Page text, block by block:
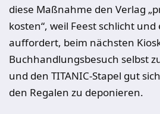
diese Maßnahme den Verlag
kosten“, weil Feest schlicht
auffordert, beim nächsten
Buchhandlungsbesuch selbst
und den TITANIC-Stapel gut
den Regalen zu deponieren.